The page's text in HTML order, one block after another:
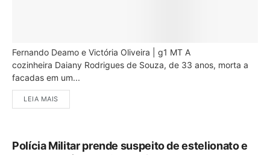
Fernando Deamo e Victória Oliveira | g1 MT A
cozinheira Daiany Rodrigues de Souza, de 33 anos, morta a
facadas em um...
LEIA MAIS
Polícia Militar prende suspeito de estelionato e